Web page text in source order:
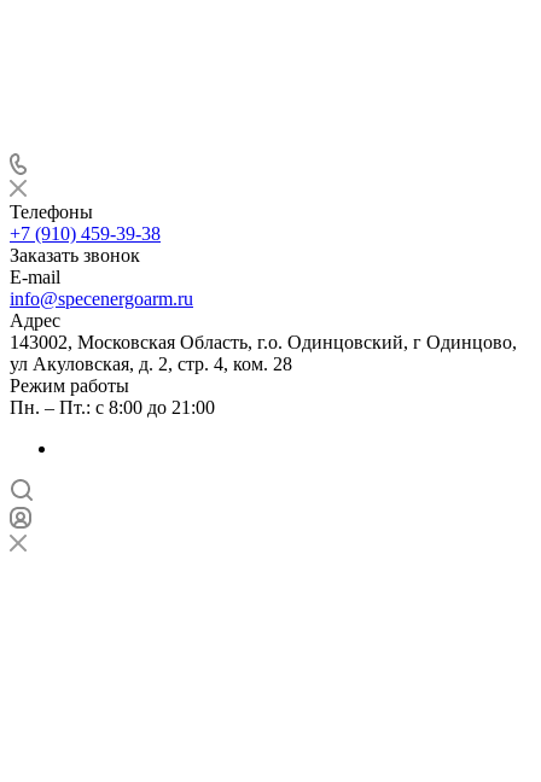
Телефоны
+7 (910) 459-39-38
Заказать звонок
E-mail
info@specenergoarm.ru
Адрес
143002, Московская Область, г.о. Одинцовский, г Одинцово,
ул Акуловская, д. 2, стр. 4, ком. 28
Режим работы
Пн. – Пт.: с 8:00 до 21:00